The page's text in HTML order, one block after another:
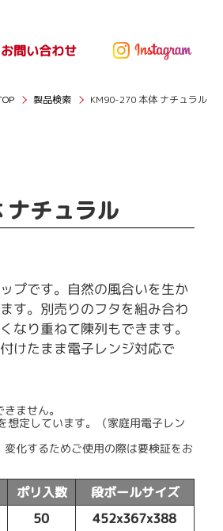
お問い合わせ
製品検索 KM90-270 本体 ナチュラル
チュラル
プです。自然の風合いを生か
す。別売りのフタを組み合わ
なり重ねて陳列もできます。
けたまま電子レンジ対応で
ません。
想定しています。（家庭用電子レン
化するためご使用の際は要検証をお
ポリ入数 段ボールサイズ
50 452x367x388